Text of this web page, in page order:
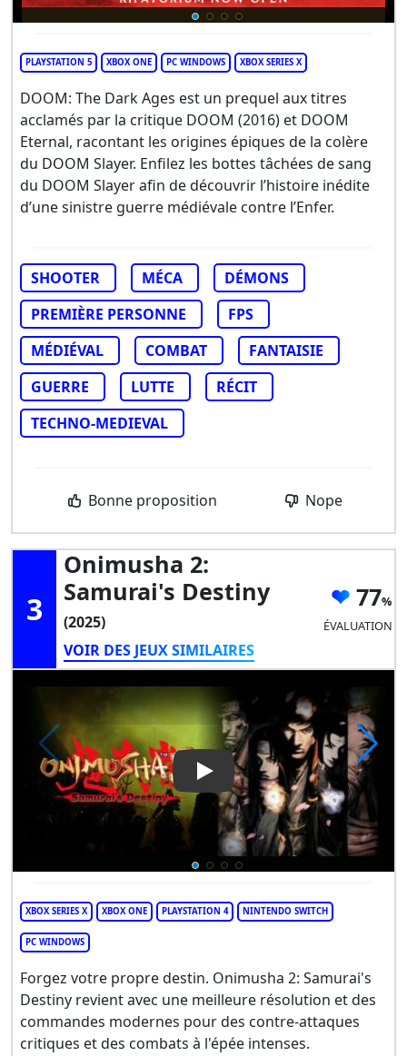
PLAYSTATION 5 XBOX ONE PC WINDOWS XBOX SERIES X
DOOM: The Dark Ages est un prequel aux titres
acclamés par la critique DOOM (2016) et DOOM
Eternal, racontant les origines épiques de la colère
du DOOM Slayer. Enfilez les bottes tâchées de sang
du DOOM Slayer afin de découvrir l’histoire inédite
d’une sinistre guerre médiévale contre l’Enfer.
SHOOTER MÉCA
DÉMONS
PREMIÈRE PERSONNE
FPS
MÉDIÉVAL
COMBAT
FANTAISIE
GUERRE
LUTTE
RÉCIT
TECHNO-MEDIEVAL
Bonne proposition Nope
3
Onimusha 2:
Samurai's Destiny
(2025)
VOIR DES JEUX SIMILAIRES
77
ÉVALUATION
Play Video: Onimusha 2:
XBOX SERIES X XBOX ONE PLAYSTATION 4 NINTENDO SWITCH
PC WINDOWS
Forgez votre propre destin. Onimusha 2: Samurai's
Destiny revient avec une meilleure résolution et des
commandes modernes pour des contre-attaques
critiques et des combats à l'épée intenses.